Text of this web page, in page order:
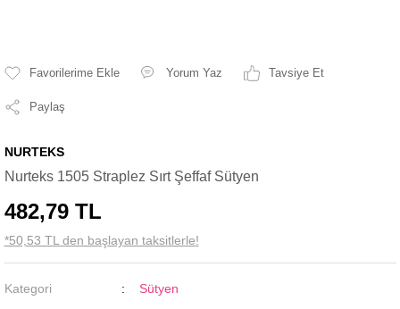
Yorum Yaz Tavsiye Et
Paylaş
NURTEKS
Nurteks 1505 Straplez Sırt Şeffaf Sütyen
482,79 TL
*50,53 TL den başlayan taksitlerle!
Kategori
Sütyen